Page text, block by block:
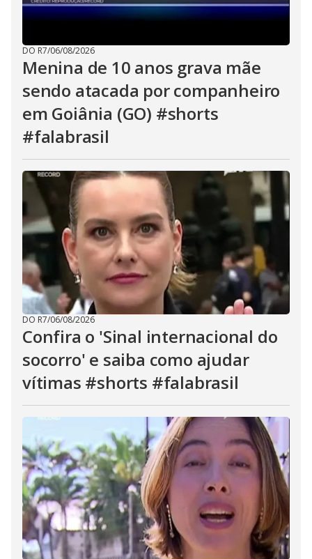
DO R7/06/08/2026
Menina de 10 anos grava mãe
sendo atacada por companheiro
em Goiânia (GO) #shorts
#falabrasil
DO R7/06/08/2026
Confira o 'Sinal internacional do
socorro' e saiba como ajudar
vítimas #shorts #falabrasil